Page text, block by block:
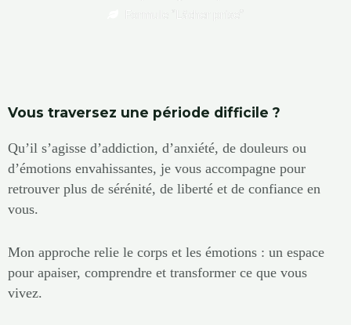
Formule “Lâcher prise”
Vous traversez une période difficile ?
Qu’il s’agisse d’addiction, d’anxiété, de douleurs ou
d’émotions envahissantes, je vous accompagne pour
retrouver plus de sérénité, de liberté et de confiance en
vous.
Mon approche relie le corps et les émotions : un espace
pour apaiser, comprendre et transformer ce que vous
vivez.